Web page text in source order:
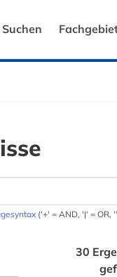
Suchen
('+' = AND, '|' = OR,
30